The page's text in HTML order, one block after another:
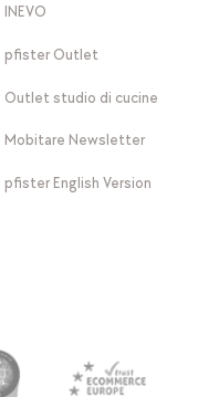
INEVO
pfister Outlet
Outlet studio di cucine
Mobitare Newsletter
pfister English Version